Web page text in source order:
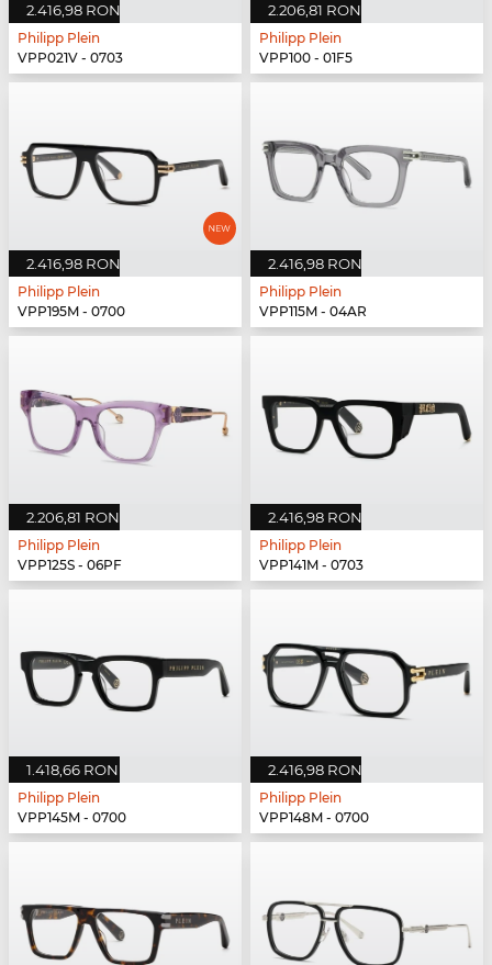
2.416,98 RON
Philipp Plein
VPP021V - 0703
2.206,81 RON
Philipp Plein
VPP100 - 01F5
2.416,98 RON
Philipp Plein
VPP195M - 0700
2.416,98 RON
Philipp Plein
VPP115M - 04AR
2.206,81 RON
Philipp Plein
VPP125S - 06PF
2.416,98 RON
Philipp Plein
VPP141M - 0703
1.418,66 RON
Philipp Plein
VPP145M - 0700
2.416,98 RON
Philipp Plein
VPP148M - 0700